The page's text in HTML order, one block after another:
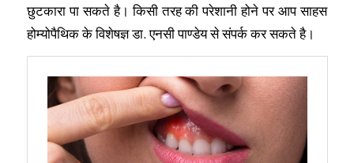
छुटकारा पा सकते है। किसी तरह की परेशानी होने पर आप साहस
होम्योपैथिक के विशेषज्ञ डा. एनसी पाण्डेय से संपर्क कर सकते है।